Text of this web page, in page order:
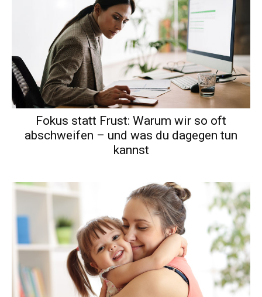
Fokus statt Frust: Warum wir so oft
abschweifen – und was du dagegen tun
kannst